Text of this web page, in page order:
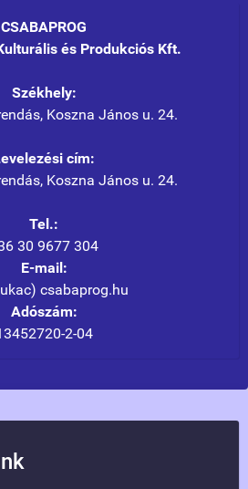
CSABAPROG
és Produkciós Kft.
Székhely:
Koszna János u. 24.
cím:
Koszna János u. 24.
Tel.:
30 9677 304
E-mail:
csabaprog.hu
Adószám:
2-04